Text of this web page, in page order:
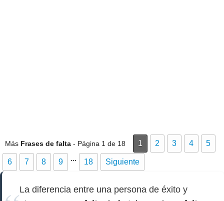
Más Frases de falta - Página 1 de 18 1 2 3 4 5
6 7 8 9 ... 18 Siguiente
La diferencia entre una persona de éxito y